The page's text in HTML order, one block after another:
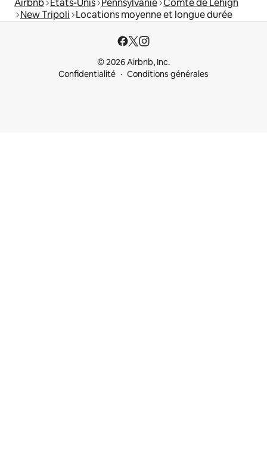
New Tripoli Locations moyenne et longue durée
© 2026 Airbnb, Inc.
Confidentialité
Conditions générales